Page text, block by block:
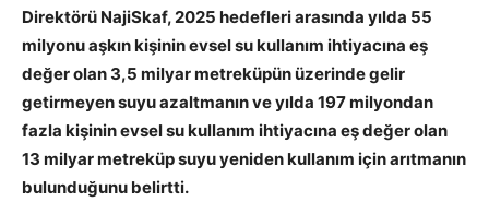
Direktörü NajiSkaf, 2025 hedefleri arasında yılda 55
milyonu aşkın kişinin evsel su kullanım ihtiyacına eş
değer olan 3,5 milyar metreküpün üzerinde gelir
getirmeyen suyu azaltmanın ve yılda 197 milyondan
fazla kişinin evsel su kullanım ihtiyacına eş değer olan
13 milyar metreküp suyu yeniden kullanım için arıtmanın
bulunduğunu belirtti.